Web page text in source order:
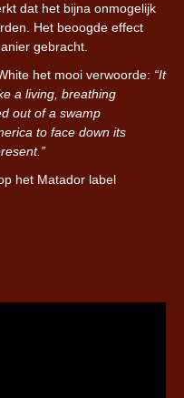
dat het bijna onmogelijk
Het beoogde effect
gebracht.
het mooi verwoorde: “It
a living, breathing
out of a swamp
to face down its
het Matador label